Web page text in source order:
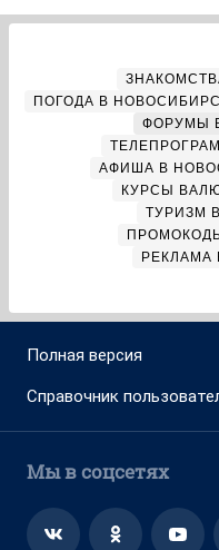
ПОГОДА В
ФОРУМЫ
АФИША В
КУРСЫ
ТУРИЗМ
РЕКЛАМА
Полная версия
Справочник
Мы в соцсетях